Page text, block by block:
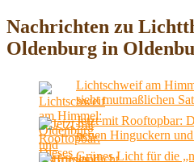
Nachrichten zu
Oldenburg in
Lichtschweif am
sieht mutmaßlichen
Jetzt mit Rooftopbar:
neuen Hinguckern
Grünes Licht für die